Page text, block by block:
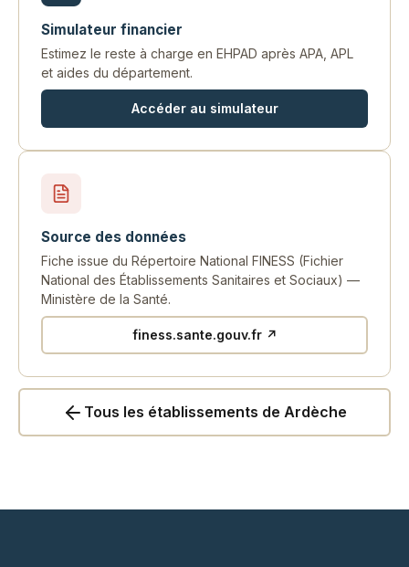
Simulateur financier
Estimez le reste à charge en EHPAD après APA, APL
et aides du département.
Accéder au simulateur
Source des données
Fiche issue du Répertoire National FINESS (Fichier
National des Établissements Sanitaires et Sociaux) —
Ministère de la Santé.
finess.sante.gouv.fr ↗
Tous les établissements de Ardèche